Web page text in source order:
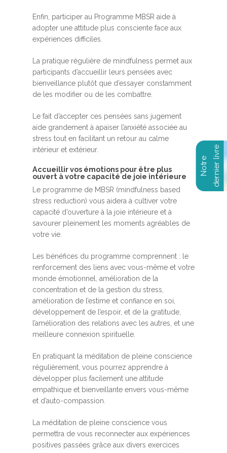
Enfin, participer au Programme MBSR aide à
adopter une attitude plus consciente face aux
expériences difficiles.
La pratique régulière de mindfulness permet aux
participants d’accueillir leurs pensées avec
bienveillance plutôt que d’essayer constamment
de les modifier ou de les combattre.
Le fait d’accepter ces pensées sans jugement
aide grandement à apaiser l’anxiété associée au
stress tout en facilitant un retour au calme
intérieur et extérieur.
Accueillir vos émotions pour être plus
ouvert à votre capacité de joie intérieure
Le programme de MBSR (mindfulness based
stress reduction) vous aidera à cultiver votre
capacité d’ouverture à la joie intérieure et à
savourer pleinement les moments agréables de
votre vie.
Les bénéfices du programme comprennent : le
renforcement des liens avec vous-même et votre
monde émotionnel, amélioration de la
concentration et de la gestion du stress,
amélioration de l’estime et confiance en soi,
développement de l’espoir, et de la gratitude,
l’amélioration des relations avec les autres, et une
meilleure connexion spirituelle.
En pratiquant la méditation de pleine conscience
régulièrement, vous pourrez apprendre à
développer plus facilement une attitude
empathique et bienveillante envers vous-même
et d’auto-compassion.
La méditation de pleine conscience vous
permettra de vous reconnecter aux expériences
positives passées grâce aux divers exercices